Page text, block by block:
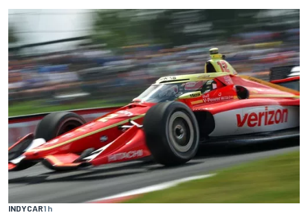
INDYCAR1 h